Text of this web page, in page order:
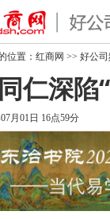
位置： 红商网 >> 好公司
仁深陷
月01日 16点59分